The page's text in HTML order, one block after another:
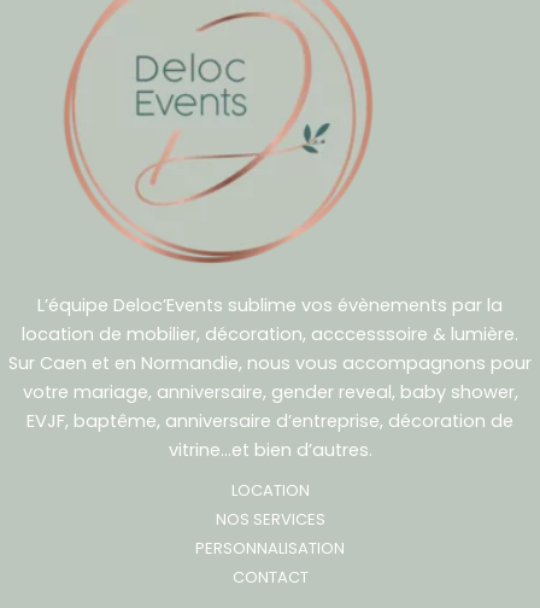
L’équipe Deloc’Events sublime vos évènements par la
location de mobilier, décoration, acccesssoire & lumière.
Sur Caen et en Normandie, nous vous accompagnons pour
votre mariage, anniversaire, gender reveal, baby shower,
EVJF, baptême, anniversaire d’entreprise, décoration de
vitrine…et bien d’autres.
LOCATION
NOS SERVICES
PERSONNALISATION
CONTACT